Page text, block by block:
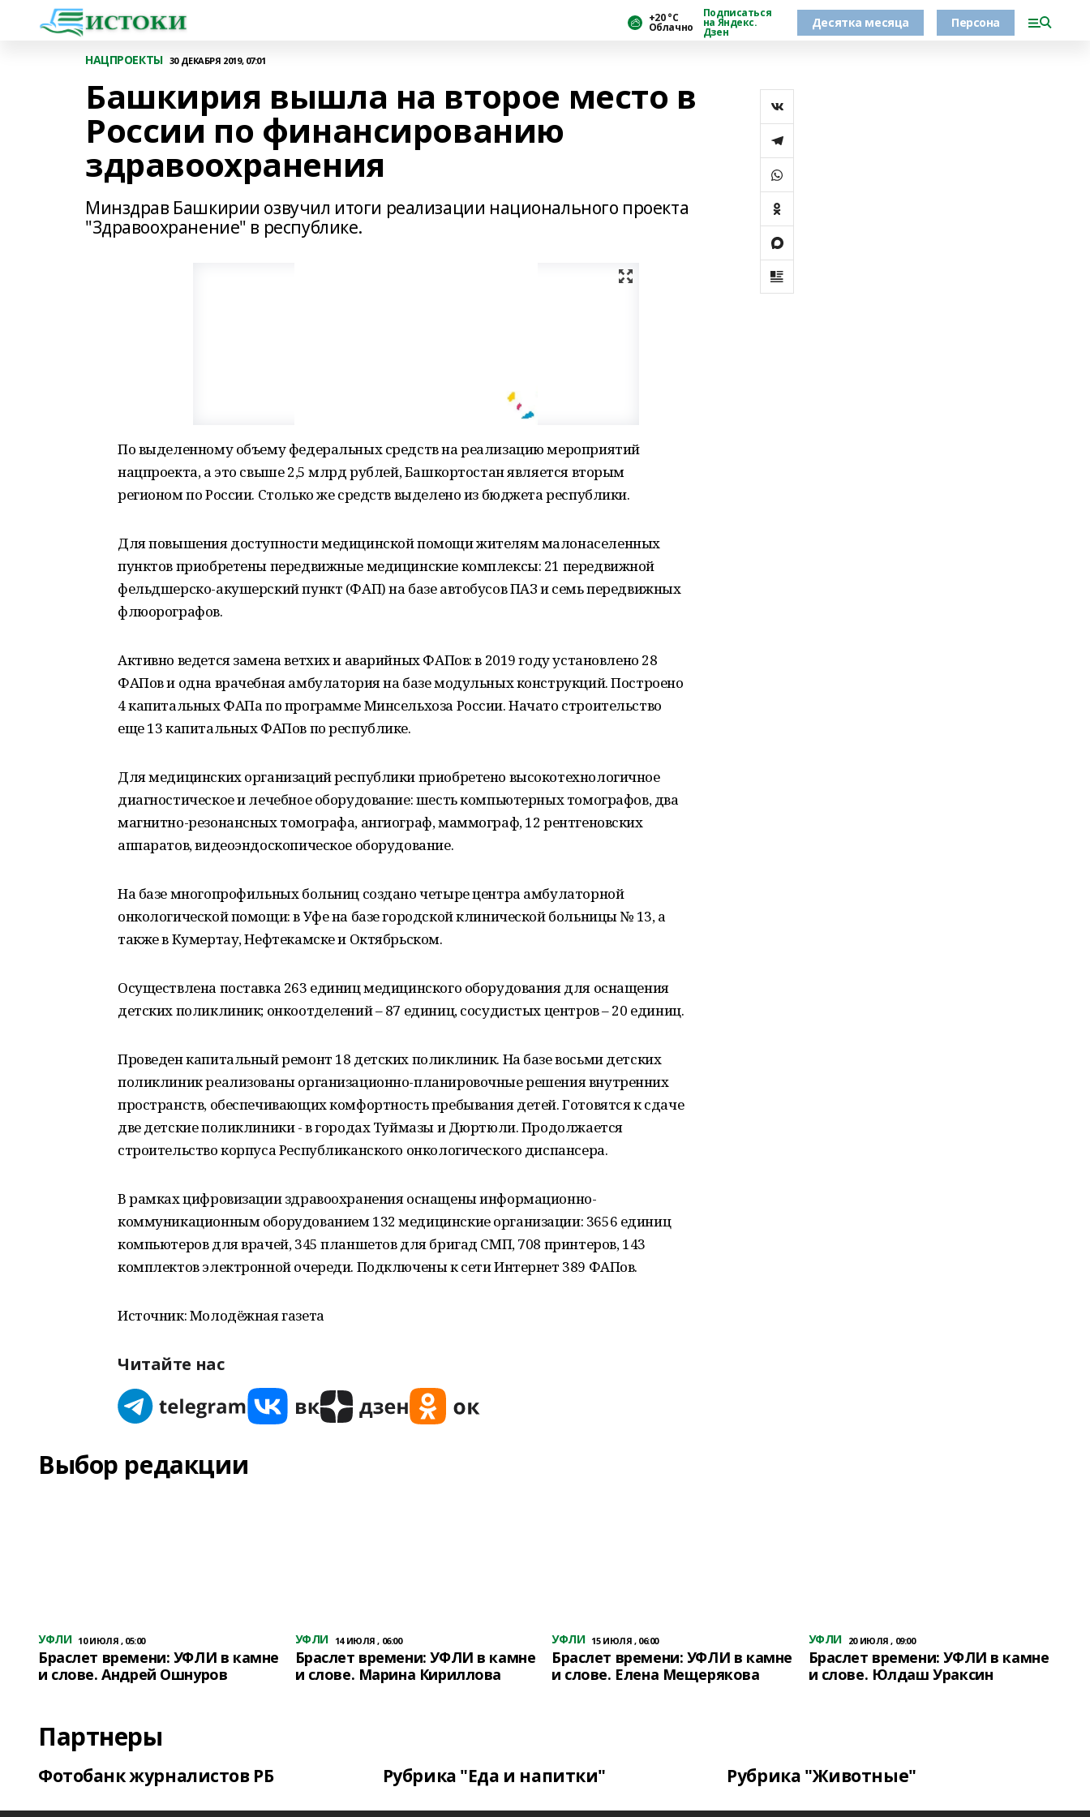
+20 °С
Облачно
Подписаться
на Яндекс.
Дзен
Десятка месяца Персона
НАЦПРОЕКТЫ 30 ДЕКАБРЯ 2019, 07:01
Башкирия вышла на второе место в
России по финансированию
здравоохранения
Минздрав Башкирии озвучил итоги реализации национального проекта
"Здравоохранение" в республике.
По выделенному объему федеральных средств на реализацию мероприятий
нацпроекта, а это свыше 2,5 млрд рублей, Башкортостан является вторым
регионом по России. Столько же средств выделено из бюджета республики.
Для повышения доступности медицинской помощи жителям малонаселенных
пунктов приобретены передвижные медицинские комплексы: 21 передвижной
фельдшерско-акушерский пункт (ФАП) на базе автобусов ПАЗ и семь передвижных
флюорографов.
Активно ведется замена ветхих и аварийных ФАПов: в 2019 году установлено 28
ФАПов и одна врачебная амбулатория на базе модульных конструкций. Построено
4 капитальных ФАПа по программе Минсельхоза России. Начато строительство
еще 13 капитальных ФАПов по республике.
Для медицинских организаций республики приобретено высокотехнологичное
диагностическое и лечебное оборудование: шесть компьютерных томографов, два
магнитно-резонансных томографа, ангиограф, маммограф, 12 рентгеновских
аппаратов, видеоэндоскопическое оборудование.
На базе многопрофильных больниц создано четыре центра амбулаторной
онкологической помощи: в Уфе на базе городской клинической больницы № 13, а
также в Кумертау, Нефтекамске и Октябрьском.
Осуществлена поставка 263 единиц медицинского оборудования для оснащения
детских поликлиник; онкоотделений – 87 единиц, сосудистых центров – 20 единиц.
Проведен капитальный ремонт 18 детских поликлиник. На базе восьми детских
поликлиник реализованы организационно-планировочные решения внутренних
пространств, обеспечивающих комфортность пребывания детей. Готовятся к сдаче
две детские поликлиники - в городах Туймазы и Дюртюли. Продолжается
строительство корпуса Республиканского онкологического диспансера.
В рамках цифровизации здравоохранения оснащены информационно-
коммуникационным оборудованием 132 медицинские организации: 3656 единиц
компьютеров для врачей, 345 планшетов для бригад СМП, 708 принтеров, 143
комплектов электронной очереди. Подключены к сети Интернет 389 ФАПов.
Источник: Молодёжная газета
Читайте нас
Выбор редакции
УФЛИ 10 ИЮЛЯ , 05:00
Браслет времени: УФЛИ в камне
и слове. Андрей Ошнуров
УФЛИ 14 ИЮЛЯ , 06:00
Браслет времени: УФЛИ в камне
и слове. Марина Кириллова
УФЛИ 15 ИЮЛЯ , 06:00
Браслет времени: УФЛИ в камне
и слове. Елена Мещерякова
УФЛИ 20 ИЮЛЯ , 09:00
Браслет времени: УФЛИ в камне
и слове. Юлдаш Ураксин
Партнеры
Фотобанк журналистов РБ Рубрика "Еда и напитки" Рубрика "Животные"